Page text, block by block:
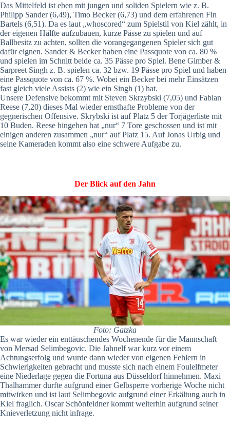
Das Mittelfeld ist eben mit jungen und soliden Spielern wie z. B.
Philipp Sander (6,49), Timo Becker (6,73) und dem erfahrenen Fin
Bartels (6,51). Da es laut „whoscored“ zum Spielstil von Kiel zählt, in
der eigenen Hälfte aufzubauen, kurze Pässe zu spielen und auf
Ballbesitz zu achten, sollten die vorangegangenen Spieler sich gut
dafür eignen. Sander & Becker haben eine Passquote von ca. 80 %
und spielen im Schnitt beide ca. 35 Pässe pro Spiel. Bene Gimber &
Sarpreet Singh z. B. spielen ca. 32 bzw. 19 Pässe pro Spiel und haben
eine Passquote von ca. 67 %. Wobei ein Becker bei mehr Einsätzen
fast gleich viele Assists (2) wie ein Singh (1) hat.
Unsere Defensive bekommt mit Steven Skrzybski (7,05) und Fabian
Reese (7,20) dieses Mal wieder ernsthafte Probleme von der
gegnerischen Offensive. Skrybski ist auf Platz 5 der Torjägerliste mit
10 Buden. Reese hingehen hat „nur“ 7 Tore geschossen und ist mit
einigen anderen zusammen „nur“ auf Platz 15. Auf Jonas Urbig und
seine Kameraden kommt also eine schwere Aufgabe zu.
Der Blick auf den Jahn
Foto: Gatzka
Es war wieder ein enttäuschendes Wochenende für die Mannschaft
von Mersad Selimbegovic. Die Jahnelf war kurz vor einem
Achtungserfolg und wurde dann wieder von eigenen Fehlern in
Schwierigkeiten gebracht und musste sich nach einem Foulelfmeter
eine Niederlage gegen die Fortuna aus Düsseldorf hinnehmen. Maxi
Thalhammer durfte aufgrund einer Gelbsperre vorherige Woche nicht
mitwirken und ist laut Selimbegovic aufgrund einer Erkältung auch in
Kiel fraglich. Oscar Schönfeldner kommt weiterhin aufgrund seiner
Knieverletzung nicht infrage.